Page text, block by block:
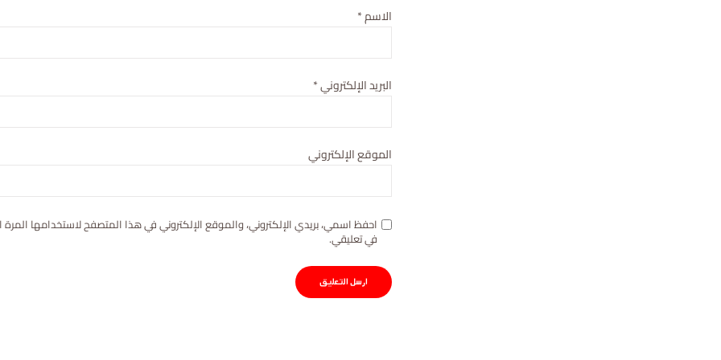
الاسم*
البريد الإلكتروني*
الموقع الإلكتروني
احفظ اسمي، بريدي الإلكتروني، والموقع الإلكتروني في هذا المتصفح لاستخدامها المرة
في تعليقي.